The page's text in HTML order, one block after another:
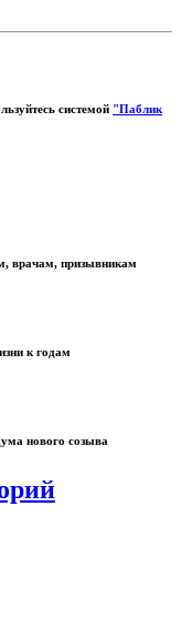
системой "Паблик
врачам, призывникам
к годам
нового созыва